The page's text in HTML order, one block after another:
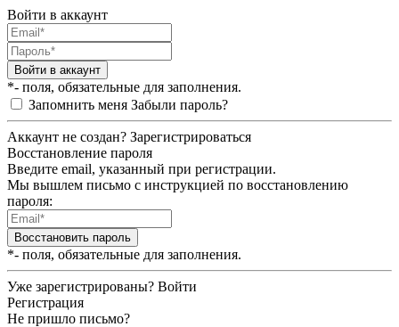
Войти в аккаунт
Войти в аккаунт
*- поля, обязательные для заполнения.
Запомнить меня Забыли пароль?
Аккаунт не создан? Зарегистрироваться
Восстановление пароля
Введите email, указанный при регистрации.
Мы вышлем письмо с инструкцией по восстановлению
пароля:
Восстановить пароль
*- поля, обязательные для заполнения.
Уже зарегистрированы? Войти
Регистрация
Не пришло письмо?